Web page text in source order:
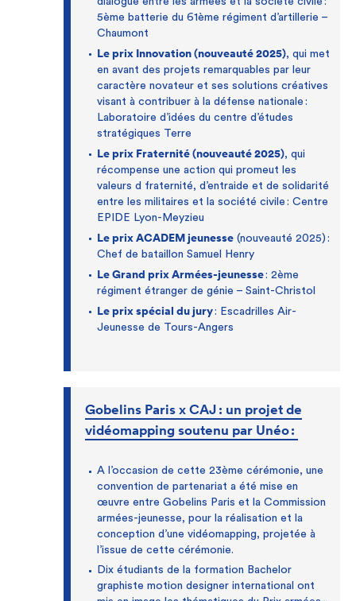
5ème batterie du 61ème régiment d’artillerie –
Chaumont
Le prix Innovation (nouveauté 2025), qui met
en avant des projets remarquables par leur
caractère novateur et ses solutions créatives
visant à contribuer à la défense nationale :
Laboratoire d’idées du centre d’études
stratégiques Terre
Le prix Fraternité (nouveauté 2025), qui
récompense une action qui promeut les
valeurs d fraternité, d’entraide et de solidarité
entre les militaires et la société civile : Centre
EPIDE Lyon-Meyzieu
Le prix ACADEM jeunesse (nouveauté 2025) :
Chef de bataillon Samuel Henry
Le Grand prix Armées-jeunesse: 2ème
régiment étranger de génie – Saint-Christol
Le prix spécial du jury: Escadrilles Air-
Jeunesse de Tours-Angers
Gobelins Paris x CAJ : un projet de
vidéomapping soutenu par Unéo :
A l’occasion de cette 23ème cérémonie, une
convention de partenariat a été mise en
œuvre entre Gobelins Paris et la Commission
armées-jeunesse, pour la réalisation et la
conception d’une vidéomapping, projetée à
l’issue de cette cérémonie.
Dix étudiants de la formation Bachelor
graphiste motion designer international ont